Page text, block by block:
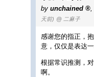
by unchained
天前) @ 二麻子
感谢您的指正，
意，仅仅是表达一
根据常识推测，
啊。